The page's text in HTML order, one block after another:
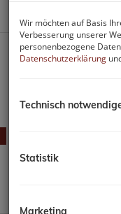
Wir möchten auf Basis
Verbesserung unserer
personenbezogene
Datenschutzerklärung
Technisch
Statistik
Marketing